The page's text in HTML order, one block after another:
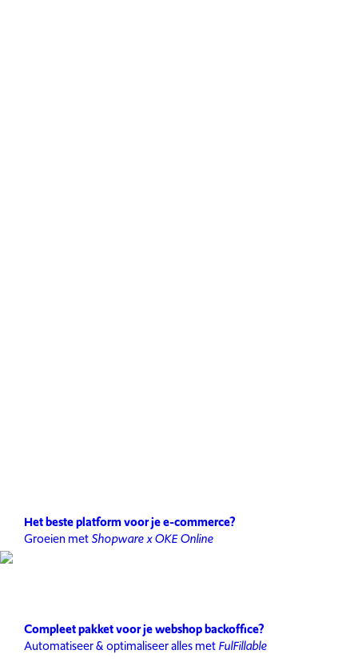
Het beste platform voor je e-commerce?
Groeien metShopware x OKE Online
Compleet pakket voor je webshop backoffice?
Automatiseer & optimaliseer alles metFulFillable